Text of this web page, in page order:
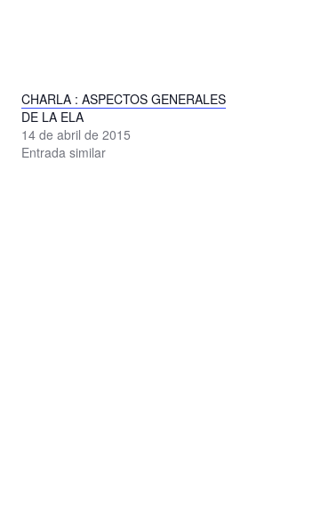
CHARLA : ASPECTOS GENERALES
DE LA ELA
14 de abril de 2015
Entrada similar